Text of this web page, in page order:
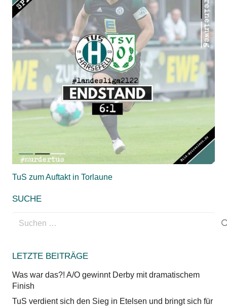
TuS zum Auftakt in Torlaune
SUCHE
Suchen
LETZTE BEITRÄGE
Was war das?! A/O gewinnt Derby mit dramatischem
Finish
TuS verdient sich den Sieg in Etelsen und bringt sich für